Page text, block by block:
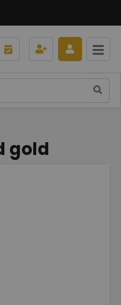
gold